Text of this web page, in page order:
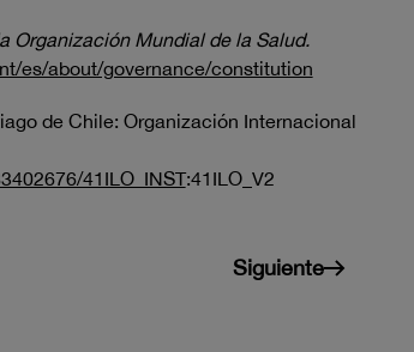
Organización Mundial de la Salud.
es/about/governance/constitution
de Chile: Organización Internacional
41ILO_INST:41ILO_V2
Siguiente